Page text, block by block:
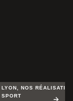
LYON
NOS
SPORT